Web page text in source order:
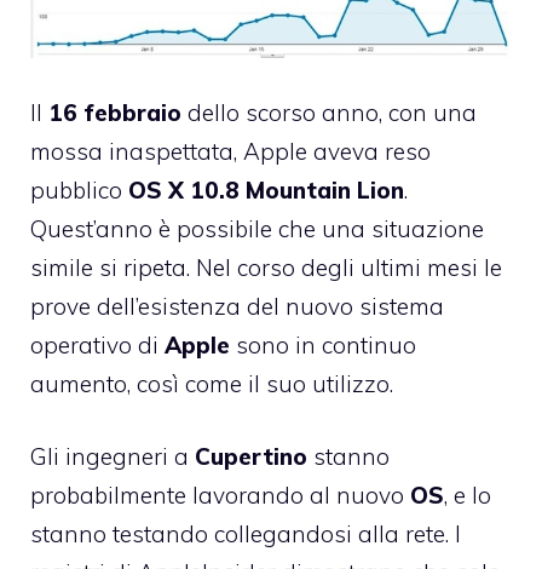
Il 16 febbraio dello scorso anno, con una
mossa inaspettata, Apple aveva reso
pubblico OS X 10.8 Mountain Lion.
Quest’anno è possibile che una situazione
simile si ripeta. Nel corso degli ultimi mesi le
prove dell’esistenza del nuovo sistema
operativo di Apple sono in continuo
aumento, così come il suo utilizzo.
Gli ingegneri a Cupertino stanno
probabilmente lavorando al nuovo OS, e lo
stanno testando collegandosi alla rete. I